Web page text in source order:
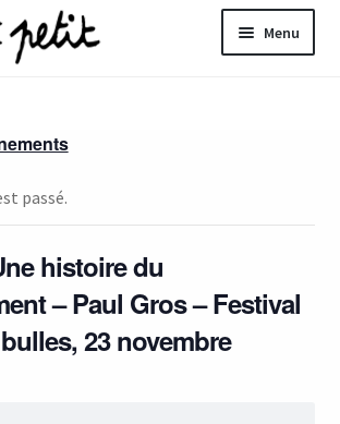
Menu
passé.
histoire du
– Paul Gros – Festival
23 novembre